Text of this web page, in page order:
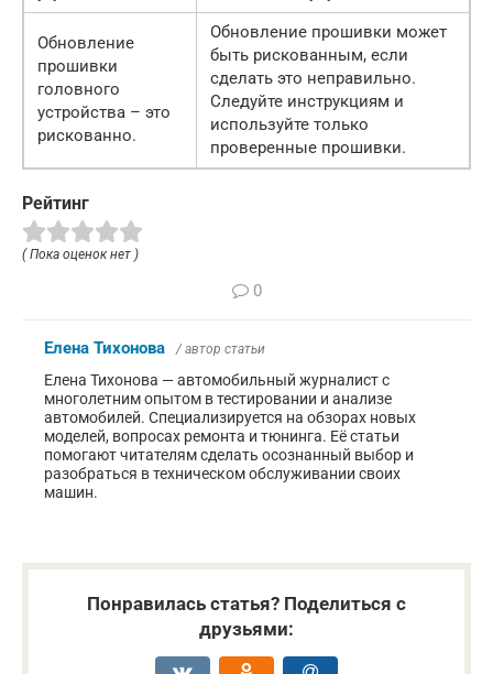
Обновление
прошивки
головного
устройства – это
рискованно.
Обновление прошивки может
быть рискованным, если
сделать это неправильно.
Следуйте инструкциям и
используйте только
проверенные прошивки.
Рейтинг
( Пока оценок нет )
0
Елена Тихонова / автор статьи
Елена Тихонова — автомобильный журналист с
многолетним опытом в тестировании и анализе
автомобилей. Специализируется на обзорах новых
моделей, вопросах ремонта и тюнинга. Её статьи
помогают читателям сделать осознанный выбор и
разобраться в техническом обслуживании своих
машин.
Понравилась статья? Поделиться с
друзьями: